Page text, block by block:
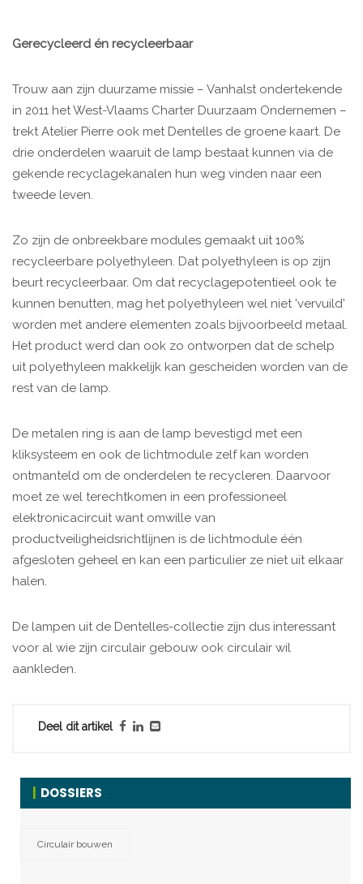
Gerecycleerd én recycleerbaar
Trouw aan zijn duurzame missie – Vanhalst ondertekende
in 2011 het West-Vlaams Charter Duurzaam Ondernemen –
trekt Atelier Pierre ook met Dentelles de groene kaart. De
drie onderdelen waaruit de lamp bestaat kunnen via de
gekende recyclagekanalen hun weg vinden naar een
tweede leven.
Zo zijn de onbreekbare modules gemaakt uit 100%
recycleerbare polyethyleen. Dat polyethyleen is op zijn
beurt recycleerbaar. Om dat recyclagepotentieel ook te
kunnen benutten, mag het polyethyleen wel niet 'vervuild'
worden met andere elementen zoals bijvoorbeeld metaal.
Het product werd dan ook zo ontworpen dat de schelp
uit polyethyleen makkelijk kan gescheiden worden van de
rest van de lamp.
De metalen ring is aan de lamp bevestigd met een
kliksysteem en ook de lichtmodule zelf kan worden
ontmanteld om de onderdelen te recycleren. Daarvoor
moet ze wel terechtkomen in een professioneel
elektronicacircuit want omwille van
productveiligheidsrichtlijnen is de lichtmodule één
afgesloten geheel en kan een particulier ze niet uit elkaar
halen.
De lampen uit de Dentelles-collectie zijn dus interessant
voor al wie zijn circulair gebouw ook circulair wil
aankleden.
Deel dit artikel
DOSSIERS
Circulair bouwen